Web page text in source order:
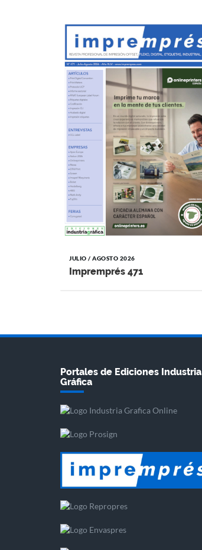
JULIO / AGOSTO 2026
Impremprés 471
Portales de Ediciones Industria
Gráfica